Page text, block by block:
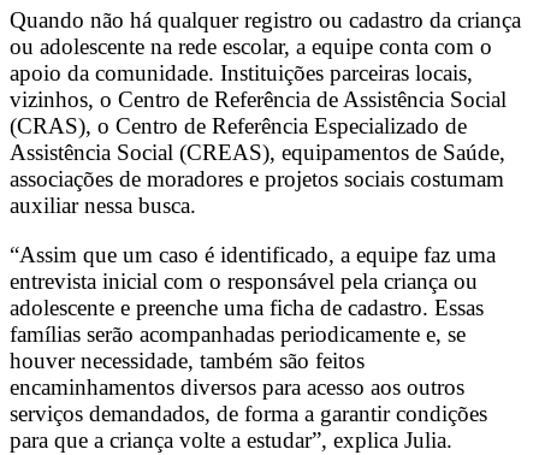
Quando não há qualquer registro ou cadastro da criança
ou adolescente na rede escolar, a equipe conta com o
apoio da comunidade. Instituições parceiras locais,
vizinhos, o Centro de Referência de Assistência Social
(CRAS), o Centro de Referência Especializado de
Assistência Social (CREAS), equipamentos de Saúde,
associações de moradores e projetos sociais costumam
auxiliar nessa busca.
“Assim que um caso é identificado, a equipe faz uma
entrevista inicial com o responsável pela criança ou
adolescente e preenche uma ficha de cadastro. Essas
famílias serão acompanhadas periodicamente e, se
houver necessidade, também são feitos
encaminhamentos diversos para acesso aos outros
serviços demandados, de forma a garantir condições
para que a criança volte a estudar”, explica Julia.